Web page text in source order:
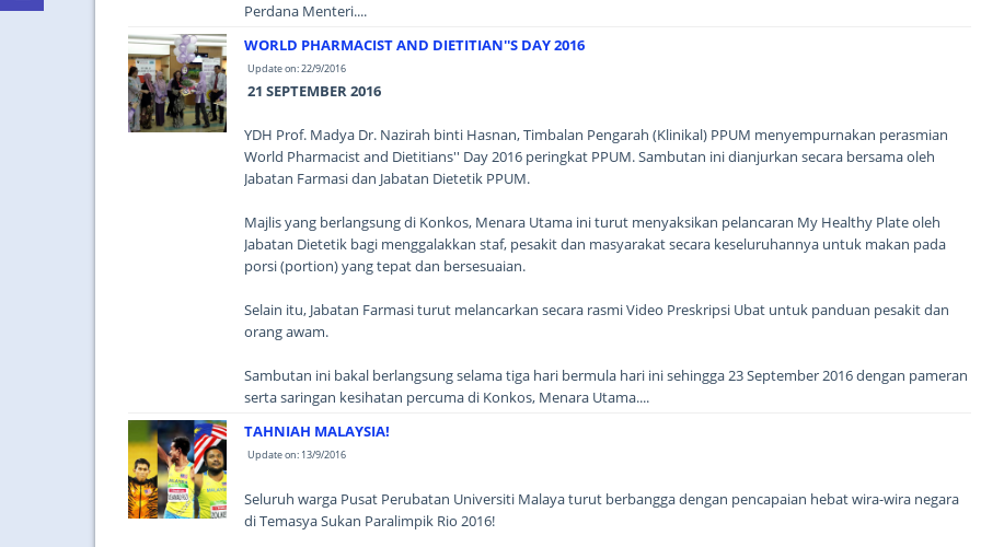
Perdana Menteri....
WORLD PHARMACIST AND DIETITIAN''S DAY 2016
Update on: 22/9/2016
21 SEPTEMBER 2016
YDH Prof. Madya Dr. Nazirah binti Hasnan, Timbalan Pengarah (Klinikal) PPUM menyempurnakan perasmian
World Pharmacist and Dietitians'' Day 2016 peringkat PPUM. Sambutan ini dianjurkan secara bersama oleh
Jabatan Farmasi dan Jabatan Dietetik PPUM.
Majlis yang berlangsung di Konkos, Menara Utama ini turut menyaksikan pelancaran My Healthy Plate oleh
Jabatan Dietetik bagi menggalakkan staf, pesakit dan masyarakat secara keseluruhannya untuk makan pada
porsi (portion) yang tepat dan bersesuaian.
Selain itu, Jabatan Farmasi turut melancarkan secara rasmi Video Preskripsi Ubat untuk panduan pesakit dan
orang awam.
Sambutan ini bakal berlangsung selama tiga hari bermula hari ini sehingga 23 September 2016 dengan pameran
serta saringan kesihatan percuma di Konkos, Menara Utama....
TAHNIAH MALAYSIA!
Update on: 13/9/2016
Seluruh warga Pusat Perubatan Universiti Malaya turut berbangga dengan pencapaian hebat wira-wira negara
di Temasya Sukan Paralimpik Rio 2016!